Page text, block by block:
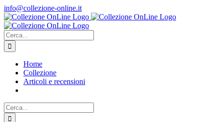
Salta
al
contenuto
info@collezione-online.it
Cerca
per:
Home
Collezione
Articoli e recensioni
Cerca
per: